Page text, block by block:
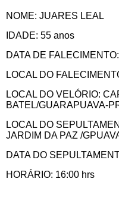
NOME: JUARES LEAL
IDADE: 55 anos
DATA DE
LOCAL DO
LOCAL DO VELÓRIO:
BATEL/GUARAPUAVA-
LOCAL DO
JARDIM DA PAZ /
DATA DO
HORÁRIO: 16:00 hrs